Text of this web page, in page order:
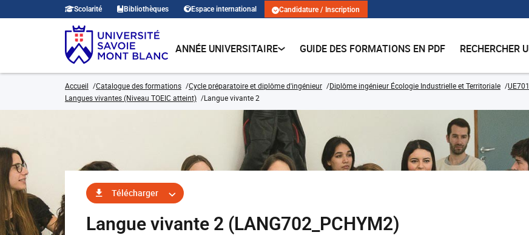
Scolarité Bibliothèques Espace international Candidature / Inscription
ANNÉE UNIVERSITAIRE GUIDE DES FORMATIONS EN PDF RECHERCHER
Accueil Catalogue des formations Cycle préparatoire et diplôme d'ingénieur Diplôme ingénieur Écologie Industrielle et Territoriale
Langues vivantes (Niveau TOEIC atteint)
Langue vivante 2
Télécharger
Langue vivante 2 (LANG702_PCHYM2)